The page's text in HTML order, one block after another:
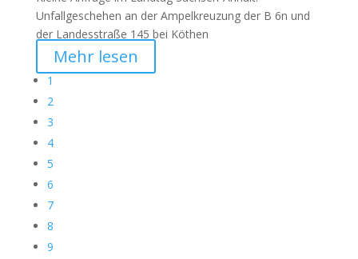
Unfallgeschehen an der Ampelkreuzung der B 6n und
der Landesstraße 145 bei Köthen
Mehr lesen
1
2
3
4
5
6
7
8
9